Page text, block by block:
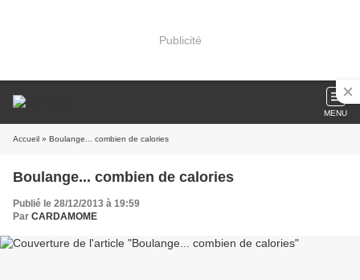
Publicité
MENU
Accueil » Boulange... combien de calories
Boulange... combien de calories
Publié le 28/12/2013 à 19:59
Par CARDAMOME